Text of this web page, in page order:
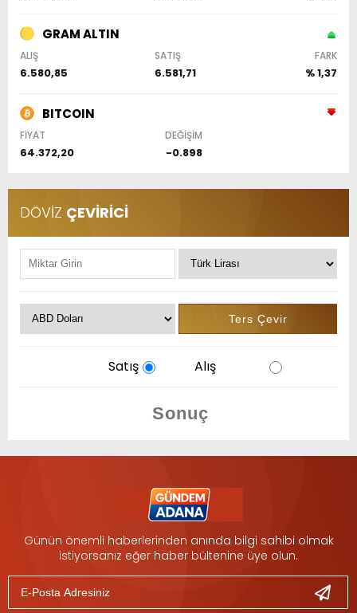
GRAM ALTIN
ALIŞ SATIŞ FARK
6.580,85 6.581,71 % 1,37
BITCOIN
FİYAT DEĞİŞİM
64.372,20 -0.898
DÖVİZ ÇEVİRİCİ
Satış Alış
Günün önemli haberlerinden anında bilgi sahibi olmak
istiyorsanız eğer haber bültenine üye olun.